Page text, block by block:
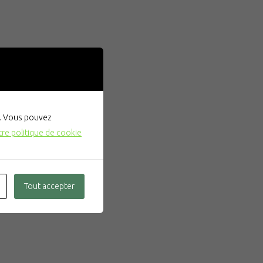
Vous pouvez
politique de cookie
Tout accepter